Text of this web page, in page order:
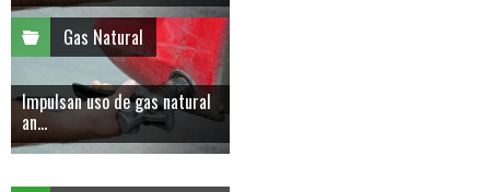
Gas Natural
Impulsan uso de gas natural
an...